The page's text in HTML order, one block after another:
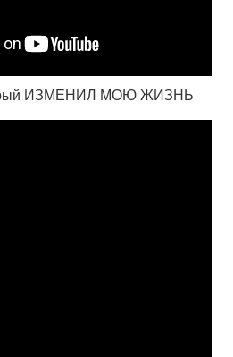
ИЗМЕНИЛ МОЮ ЖИЗНЬ